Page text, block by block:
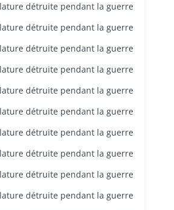
détruite pendant la guerre
détruite pendant la guerre
détruite pendant la guerre
détruite pendant la guerre
détruite pendant la guerre
détruite pendant la guerre
détruite pendant la guerre
détruite pendant la guerre
détruite pendant la guerre
détruite pendant la guerre